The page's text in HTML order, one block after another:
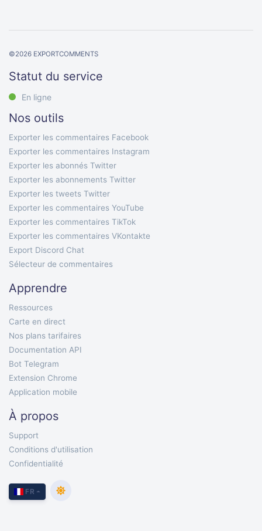
©2026 EXPORTCOMMENTS
Statut du service
En ligne
Nos outils
Exporter les commentaires Facebook
Exporter les commentaires Instagram
Exporter les abonnés Twitter
Exporter les abonnements Twitter
Exporter les tweets Twitter
Exporter les commentaires YouTube
Exporter les commentaires TikTok
Exporter les commentaires VKontakte
Export Discord Chat
Sélecteur de commentaires
Apprendre
Ressources
Carte en direct
Nos plans tarifaires
Documentation API
Bot Telegram
Extension Chrome
Application mobile
À propos
Support
Conditions d'utilisation
Confidentialité
FR